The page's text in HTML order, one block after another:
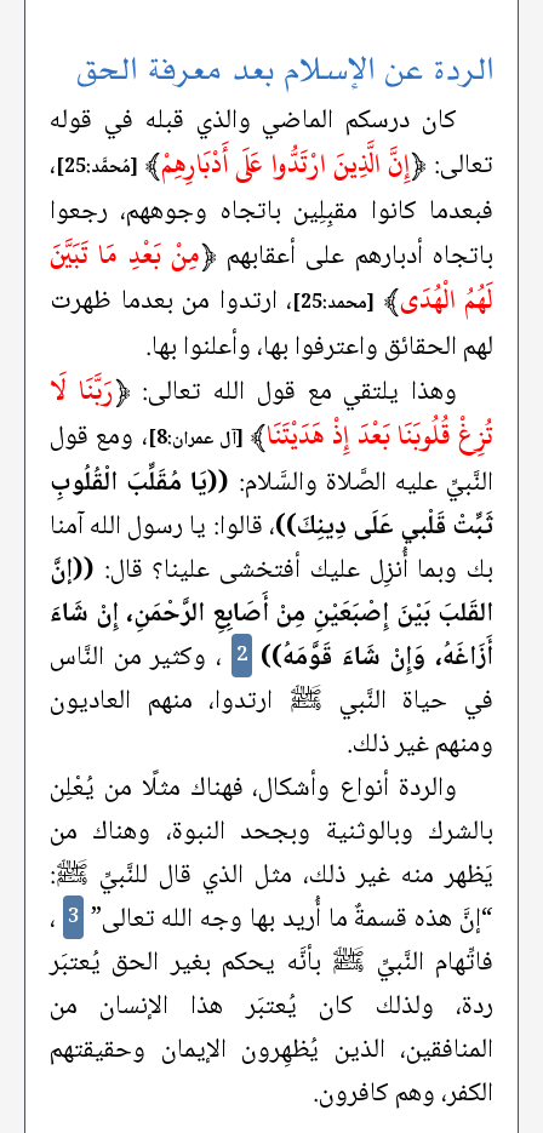
الردة عن الإسلام بعد معرفة الحق
كان درسكم الماضي والذي قبله في قوله
تعالى: ﴿إِنَّ الَّذِينَ ارْتَدُّوا عَلَى أَدْبَارِهِمْ﴾ [مُحمَّد:25]
،
فبعدما كانوا مقبِلِين باتجاه وجوههم، رجعوا
باتجاه أدبارهم على أعقابهم ﴿مِنْ بَعْدِ مَا تَبَيَّنَ
لَهُمُ الْهُدَى﴾ [محمد:25]
، ارتدوا من بعدما ظهرت
لهم الحقائق واعترفوا بها، وأعلنوا بها.
وهذا يلتقي مع قول الله تعالى: ﴿رَبَّنَا لَا
تُزِغْ قُلُوبَنَا بَعْدَ إِذْ هَدَيْتَنَا﴾ [آل عمران:8]
، ومع قول
النَّبيِّ عليه الصَّلاة والسَّلام: ((يَا مُقَلِّبَ الْقُلُوبِ
ثَبِّتْ قَلْبي عَلَى دِينِكَ))، قالوا: يا رسول الله آمنا
بك وبما أُنزِل عليك أفتخشى علينا؟ قال: ((إنَّ
القَلبَ بَيْنَ إِصْبَعَيْنِ مِنْ أَصَابِعِ الرَّحْمَنِ، إِنْ شَاءَ
أَزَاغَهُ، وَإِنْ شَاءَ قَوَّمَهُ)) 2 ، وكثير من النَّاس
في حياة النَّبي ﷺ ارتدوا، منهم العاديون
ومنهم غير ذلك.
والردة أنواع وأشكال، فهناك مثلًا من يُعْلِن
بالشرك وبالوثنية وبجحد النبوة، وهناك من
يَظهر منه غير ذلك، مثل الذي قال للنَّبيِّ ﷺ:
“إنَّ هذه قسمةٌ ما أُريد بها وجه الله تعالى” 3 ،
فاتِّهام النَّبيِّ ﷺ بأنَّه يحكم بغير الحق يُعتبَر
ردة، ولذلك كان يُعتبَر هذا الإنسان من
المنافقين، الذين يُظهِرون الإيمان وحقيقتهم
الكفر، وهم كافرون.